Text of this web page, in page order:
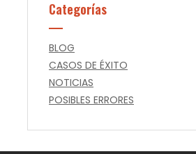
Categorías
BLOG
CASOS DE ÉXITO
NOTICIAS
POSIBLES ERRORES